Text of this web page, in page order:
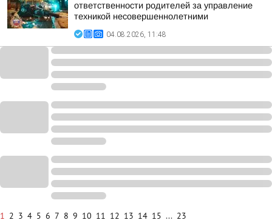
ответственности родителей за управление
техникой несовершеннолетними
04.08.2026, 11:48
1 2 3 4 5 6 7 8 9 10 11 12 13 14 15 ... 23